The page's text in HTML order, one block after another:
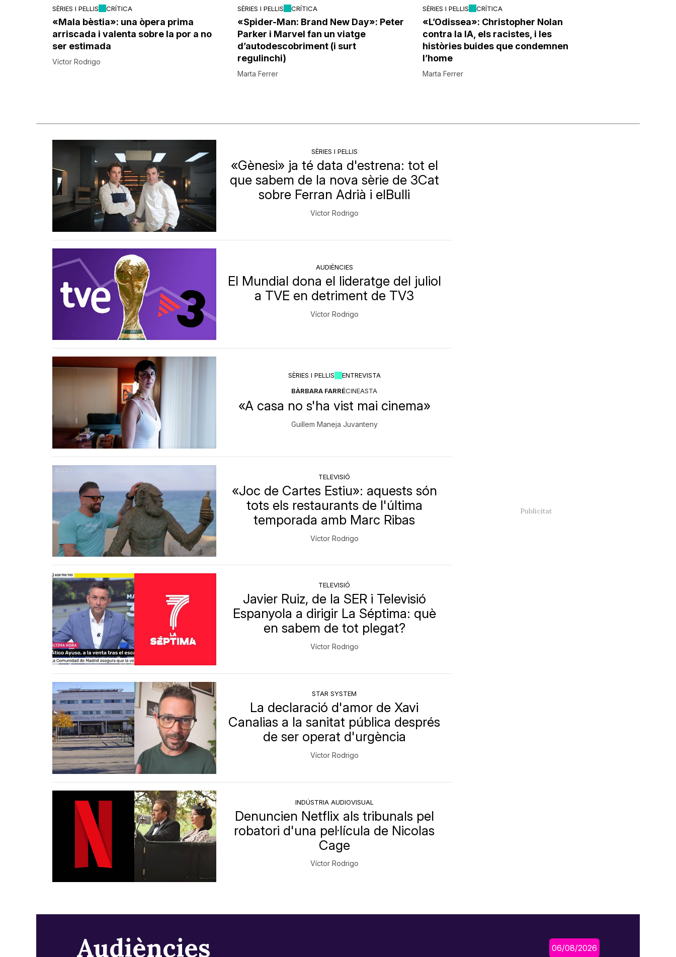
SÈRIES I PEL·LIS CRÍTICA
«Mala bèstia»: una òpera prima
arriscada i valenta sobre la por a no
ser estimada
Víctor Rodrigo
SÈRIES I PEL·LIS CRÍTICA
«Spider-Man: Brand New Day»: Peter
Parker i Marvel fan un viatge
d’autodescobriment (i surt
regulinchi)
Marta Ferrer
SÈRIES I PEL·LIS CRÍTICA
«L’Odissea»: Christopher Nolan
contra la IA, els racistes, i les
històries buides que condemnen
l’home
Marta Ferrer
SÈRIES I PEL·LIS
«Gènesi» ja té data d'estrena: tot el
que sabem de la nova sèrie de 3Cat
sobre Ferran Adrià i elBulli
Víctor Rodrigo
AUDIÈNCIES
El Mundial dona el lideratge del juliol
a TVE en detriment de TV3
Víctor Rodrigo
SÈRIES I PEL·LIS
ENTREVISTA
BÀRBARA FARRÉCINEASTA
«A casa no s'ha vist mai cinema»
Guillem Maneja Juvanteny
TELEVISIÓ
«Joc de Cartes Estiu»: aquests són
tots els restaurants de l'última
temporada amb Marc Ribas
Víctor Rodrigo
TELEVISIÓ
Javier Ruiz, de la SER i Televisió
Espanyola a dirigir La Séptima: què
en sabem de tot plegat?
Víctor Rodrigo
STAR SYSTEM
La declaració d'amor de Xavi
Canalias a la sanitat pública després
de ser operat d'urgència
Víctor Rodrigo
INDÚSTRIA AUDIOVISUAL
Denuncien Netflix als tribunals pel
robatori d'una pel·lícula de Nicolas
Cage
Víctor Rodrigo
Audiències 06/08/2026